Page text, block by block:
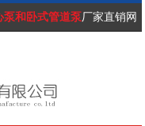
泵和卧式管道泵厂家直销网